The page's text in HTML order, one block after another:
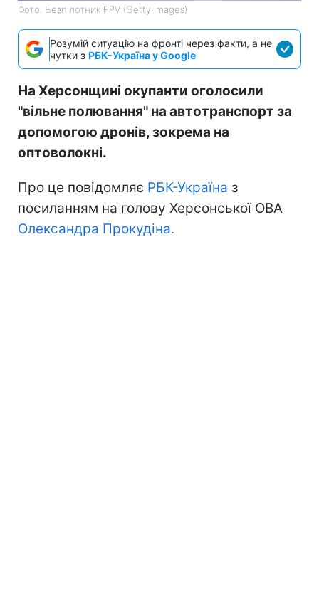
Фото: Безпілотник FPV (Getty Images)
Розумій ситуацію на фронті через факти, а не
чутки з РБК-Україна у Google
На Херсонщині окупанти оголосили
"вільне полювання" на автотранспорт за
допомогою дронів, зокрема на
оптоволокні.
Про це повідомляє РБК-Україна з
посиланням на голову Херсонської ОВА
Олександра Прокудіна.